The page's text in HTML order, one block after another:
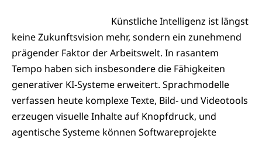
Künstliche Intelligenz ist längst
keine Zukunftsvision mehr, sondern ein zunehmend
prägender Faktor der Arbeitswelt. In rasantem
Tempo haben sich insbesondere die Fähigkeiten
generativer KI‑Systeme erweitert. Sprachmodelle
verfassen heute komplexe Texte, Bild‑ und Videotools
erzeugen visuelle Inhalte auf Knopfdruck, und
agentische Systeme können Softwareprojekte